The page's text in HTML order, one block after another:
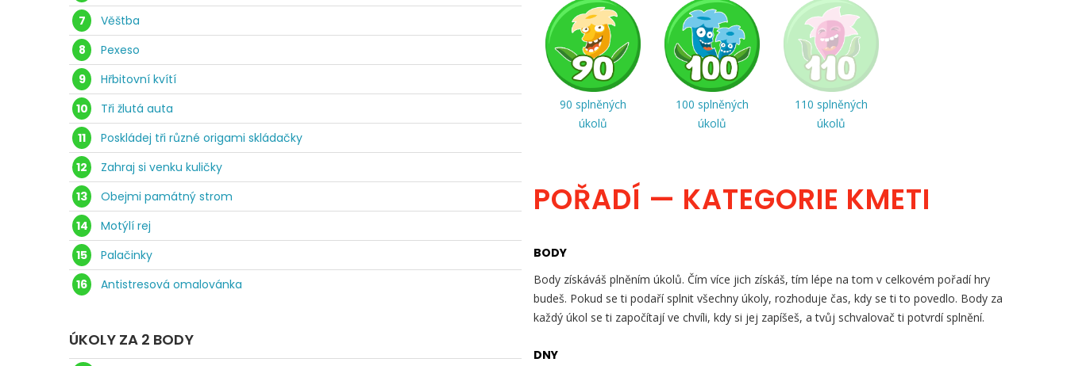
7
Věštba
8
Pexeso
9
Hřbitovní kvítí
10
Tři žlutá auta
11
Poskládej tři různé origami skládačky
12
Zahraj si venku kuličky
13
Obejmi památný strom
14
Motýlí rej
15
Palačinky
16
Antistresová omalovánka
ÚKOLY ZA 2 BODY
90 splněných
úkolů
100 splněných
úkolů
110 splněných
úkolů
POŘADÍ — KATEGORIE KMETI
BODY
Body získáváš plněním úkolů. Čím více jich získáš, tím lépe na tom v celkovém pořadí hry
budeš. Pokud se ti podaří splnit všechny úkoly, rozhoduje čas, kdy se ti to povedlo. Body za
každý úkol se ti započítají ve chvíli, kdy si jej zapíšeš, a tvůj schvalovač ti potvrdí splnění.
DNY